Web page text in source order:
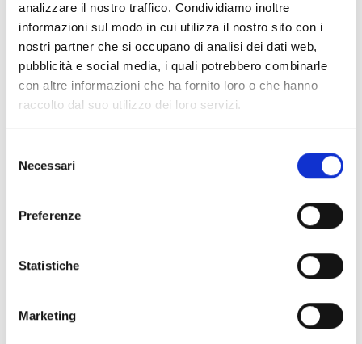
analizzare il nostro traffico. Condividiamo inoltre
informazioni sul modo in cui utilizza il nostro sito con i
nostri partner che si occupano di analisi dei dati web,
pubblicità e social media, i quali potrebbero combinarle
con altre informazioni che ha fornito loro o che hanno
raccolto dal suo utilizzo dei loro servizi.
delNecessari
Preferenze
Statistiche
Marketing
Rami
BARTORELLI ITALIAN JEWELS
Orecchini pendenti in oro rosa con diamanti e zaffiri
blu - BOCRAMIGOCCIAORDIAZAFF
€ 23.140,00